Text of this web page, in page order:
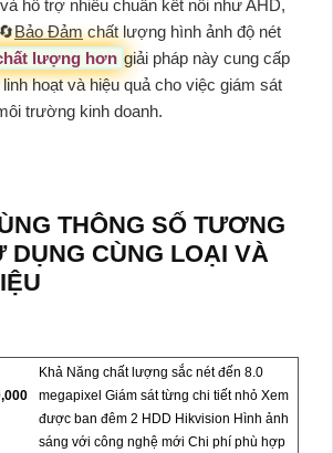
hỗ trợ nhiều chuẩn kết nối như AHD,
Bảo Đảmchất lượng hình ảnh độ nét
lượng hơn giải pháp này cung cấp
hoạt và hiệu quả cho việc giám sát
trường kinh doanh.
THÔNG SỐ TƯƠNG
DỤNG CÙNG LOẠI VÀ
Khả Năng chất lượng sắc nét đến 8.0
megapixel Giám sát từng chi tiết nhỏ Xem
được ban đêm 2 HDD Hikvision Hình ảnh
sáng với công nghệ mới Chi phí phù hợp